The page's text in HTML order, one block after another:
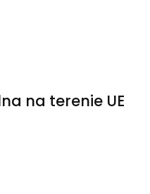
na terenie UE